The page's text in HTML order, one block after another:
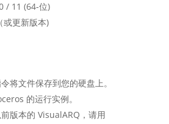
/ 11 (64-位)
或更新版本)
将文件保存到您的硬盘上。
的运行实例。
版本的 VisualARQ，请用